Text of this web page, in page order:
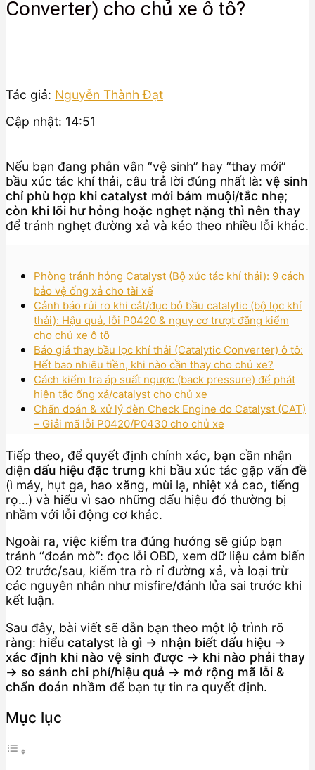
Converter) cho chủ xe ô tô?
Tác giả: Nguyễn Thành Đạt
Cập nhật: 14:51
Nếu bạn đang phân vân “vệ sinh” hay “thay mới”
bầu xúc tác khí thải, câu trả lời đúng nhất là: vệ sinh
chỉ phù hợp khi catalyst mới bám muội/tắc nhẹ;
còn khi lõi hư hỏng hoặc nghẹt nặng thì nên thay
để tránh nghẹt đường xả và kéo theo nhiều lỗi khác.
Phòng tránh hỏng Catalyst (Bộ xúc tác khí thải): 9 cách
bảo vệ ống xả cho tài xế
Cảnh báo rủi ro khi cắt/đục bỏ bầu catalytic (bộ lọc khí
thải): Hậu quả, lỗi P0420 & nguy cơ trượt đăng kiểm
cho chủ xe ô tô
Báo giá thay bầu lọc khí thải (Catalytic Converter) ô tô:
Hết bao nhiêu tiền, khi nào cần thay cho chủ xe?
Cách kiểm tra áp suất ngược (back pressure) để phát
hiện tắc ống xả/catalyst cho chủ xe
Chẩn đoán & xử lý đèn Check Engine do Catalyst (CAT)
– Giải mã lỗi P0420/P0430 cho chủ xe
Tiếp theo, để quyết định chính xác, bạn cần nhận
diện dấu hiệu đặc trưng khi bầu xúc tác gặp vấn đề
(ì máy, hụt ga, hao xăng, mùi lạ, nhiệt xả cao, tiếng
rọ…) và hiểu vì sao những dấu hiệu đó thường bị
nhầm với lỗi động cơ khác.
Ngoài ra, việc kiểm tra đúng hướng sẽ giúp bạn
tránh “đoán mò”: đọc lỗi OBD, xem dữ liệu cảm biến
O2 trước/sau, kiểm tra rò rỉ đường xả, và loại trừ
các nguyên nhân như misfire/đánh lửa sai trước khi
kết luận.
Sau đây, bài viết sẽ dẫn bạn theo một lộ trình rõ
ràng: hiểu catalyst là gì → nhận biết dấu hiệu →
xác định khi nào vệ sinh được → khi nào phải thay
→ so sánh chi phí/hiệu quả → mở rộng mã lỗi &
chẩn đoán nhầm để bạn tự tin ra quyết định.
Mục lục